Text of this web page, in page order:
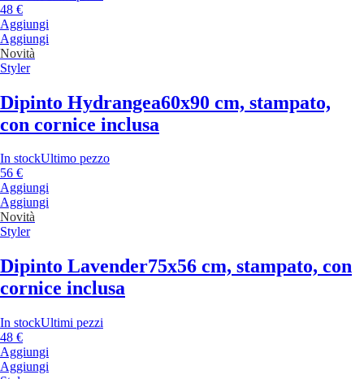
48 €
Aggiungi
Aggiungi
Novità
Styler
Dipinto Hydrangea60x90 cm, stampato,
con cornice inclusa
In stockUltimo pezzo
56 €
Aggiungi
Aggiungi
Novità
Styler
Dipinto Lavender75x56 cm, stampato, con
cornice inclusa
In stockUltimi pezzi
48 €
Aggiungi
Aggiungi